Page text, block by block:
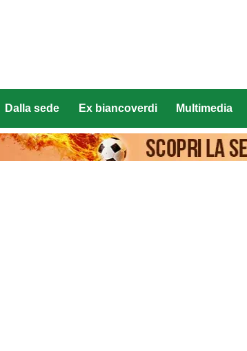
Dalla sede Ex biancoverdi Multimedia